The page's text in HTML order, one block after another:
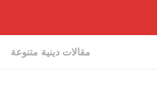
مقالات دينية متنوعة